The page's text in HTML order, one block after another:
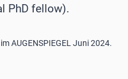
PhD fellow).
AUGENSPIEGEL Juni 2024.